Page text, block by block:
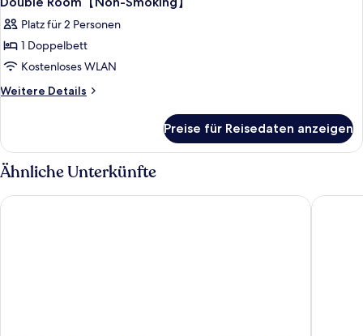
Fotos
für
Double
Room【Non-
Smoking】
Platz für 2 Personen
1 Doppelbett
Kostenloses WLAN
Weitere Details
Weitere
Room【Non-
Smoking】
Preise für Reisedaten anzeigen
Ähnliche Unterkünfte
HOTEL MYSTAYS Shin Osaka Conference Center karaksa